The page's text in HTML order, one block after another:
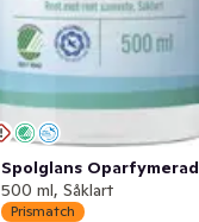
Spolglans Oparfymerad
500 ml, Såklart
Prismatch